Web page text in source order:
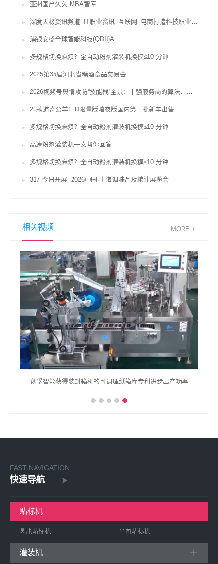
亚洲国产久久 MBA智库
深度天极资讯频道_IT职业资讯_互联网_电商打造科技职业威望坐看途径风云变迁
浦银安盛全球智能科技(QDII)A
多规格切换麻烦？全自动粉剂灌装机换模≤10 分钟
2025第35届河北省糖酒食品交易会
2026视频号舆情攻防“技能栈”全景：十强服务商的算法、对赌与合规鸿沟
25款道奇公羊LTD限量版暗夜版国内第一批新车出售
多规格切换麻烦？全自动粉剂灌装机换模≤10 分钟
高速粉剂灌装机一文帮你回答
多规格切换麻烦？全自动粉剂灌装机换模≤10 分钟
317 今日开展--2026中国·上海调味品及粮油展览会
相关视频 MORE +
创孚智能获得装封箱机的可调理纸箱库专利进步出产功率
FAST NAVIGATION
快速导航
贴标机
圆瓶贴标机 平面贴标机
灌装机